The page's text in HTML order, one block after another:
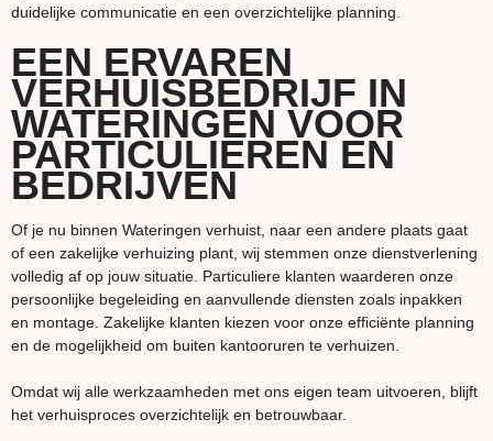
duidelijke communicatie en een overzichtelijke planning.
EEN ERVAREN
VERHUISBEDRIJF IN
WATERINGEN VOOR
PARTICULIEREN EN
BEDRIJVEN
Of je nu binnen Wateringen verhuist, naar een andere plaats gaat
of een zakelijke verhuizing plant, wij stemmen onze dienstverlening
volledig af op jouw situatie. Particuliere klanten waarderen onze
persoonlijke begeleiding en aanvullende diensten zoals inpakken
en montage. Zakelijke klanten kiezen voor onze efficiënte planning
en de mogelijkheid om buiten kantooruren te verhuizen.
Omdat wij alle werkzaamheden met ons eigen team uitvoeren, blijft
het verhuisproces overzichtelijk en betrouwbaar.